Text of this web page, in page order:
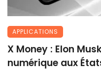
APPLICATIONS
X Money : Elon
numérique aux